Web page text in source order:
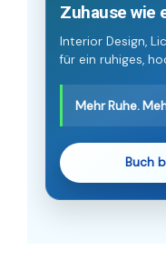
Zuhause wie
Interior Design,
für ein ruhiges,
Mehr Ruhe.
Buch